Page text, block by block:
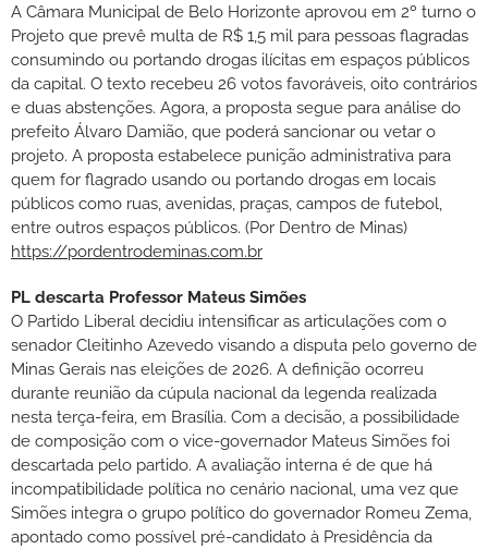
A Câmara Municipal de Belo Horizonte aprovou em 2º turno o
Projeto que prevê multa de R$ 1,5 mil para pessoas flagradas
consumindo ou portando drogas ilícitas em espaços públicos
da capital. O texto recebeu 26 votos favoráveis, oito contrários
e duas abstenções. Agora, a proposta segue para análise do
prefeito Álvaro Damião, que poderá sancionar ou vetar o
projeto. A proposta estabelece punição administrativa para
quem for flagrado usando ou portando drogas em locais
públicos como ruas, avenidas, praças, campos de futebol,
entre outros espaços públicos. (Por Dentro de Minas)
https://pordentrodeminas.com.br
PL descarta Professor Mateus Simões
O Partido Liberal decidiu intensificar as articulações com o
senador Cleitinho Azevedo visando a disputa pelo governo de
Minas Gerais nas eleições de 2026. A definição ocorreu
durante reunião da cúpula nacional da legenda realizada
nesta terça-feira, em Brasília. Com a decisão, a possibilidade
de composição com o vice-governador Mateus Simões foi
descartada pelo partido. A avaliação interna é de que há
incompatibilidade política no cenário nacional, uma vez que
Simões integra o grupo político do governador Romeu Zema,
apontado como possível pré-candidato à Presidência da